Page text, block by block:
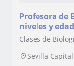
Profesora de
niveles y
Clases de
Sevilla Capital